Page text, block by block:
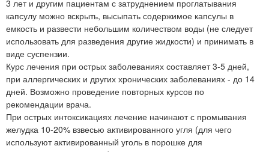
3 лет и другим пациентам с затруднением проглатывания
капсулу можно вскрыть, высыпать содержимое капсулы в
емкость и развести небольшим количеством воды (не следует
использовать для разведения другие жидкости) и принимать в
виде суспензии.
Курс лечения при острых заболеваниях составляет 3-5 дней,
при аллергических и других хронических заболеваниях - до 14
дней. Возможно проведение повторных курсов по
рекомендации врача.
При острых интоксикациях лечение начинают с промывания
желудка 10-20% взвесью активированного угля (для чего
используют активированный уголь в порошке для